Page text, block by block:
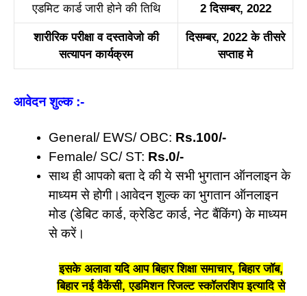
एडमिट कार्डजारी होने की तिथि 2 दिसम्बर, 2022
शारीरिक परीक्षा व दस्तावेजो की
सत्यापन कार्यक्रम
दिसम्बर, 2022 के तीसरे
सप्ताह मे
आवेदन शुल्क:-
General/ EWS/ OBC: Rs.100/-
Female/ SC/ ST: Rs.0/-
साथ ही आपको बता दे की ये सभी भुगतान ऑनलाइन के
माध्यम से होगी।आवेदन शुल्क का भुगतान ऑनलाइन
मोड (डेबिट कार्ड, क्रेडिट कार्ड, नेट बैंकिंग) के माध्यम
से करें।
इसके अलावा यदि आप बिहार शिक्षा समाचार, बिहार जॉब,
बिहार नई वैकेंसी, एडमिशन रिजल्ट स्कॉलरशिप इत्यादि से